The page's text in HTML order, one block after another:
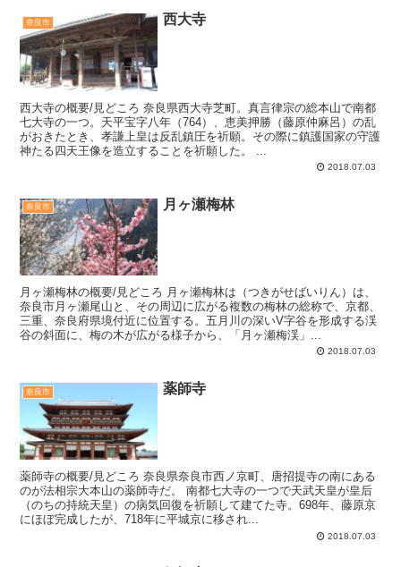
奈良市 西大寺
西大寺の概要/見どころ 奈良県西大寺芝町。真言律宗の総本山で南都
七大寺の一つ。天平宝字八年（764）、恵美押勝（藤原仲麻呂）の乱
がおきたとき、孝謙上皇は反乱鎮圧を祈願。その際に鎮護国家の守護
神たる四天王像を造立することを祈願した。 ...
2018.07.03
奈良市 月ヶ瀬梅林
月ヶ瀬梅林の概要/見どころ 月ヶ瀬梅林は（つきがせばいりん）は、
奈良市月ヶ瀬尾山と、その周辺に広がる複数の梅林の総称で、京都、
三重、奈良府県境付近に位置する。五月川の深いV字谷を形成する渓
谷の斜面に、梅の木が広がる様子から、「月ヶ瀬梅渓」...
2018.07.03
奈良市 薬師寺
薬師寺の概要/見どころ 奈良県奈良市西ノ京町、唐招提寺の南にある
のが法相宗大本山の薬師寺だ。 南都七大寺の一つで天武天皇が皇后
（のちの持統天皇）の病気回復を祈願して建てた寺。698年、藤原京
にほぼ完成したが、718年に平城京に移され...
2018.07.03